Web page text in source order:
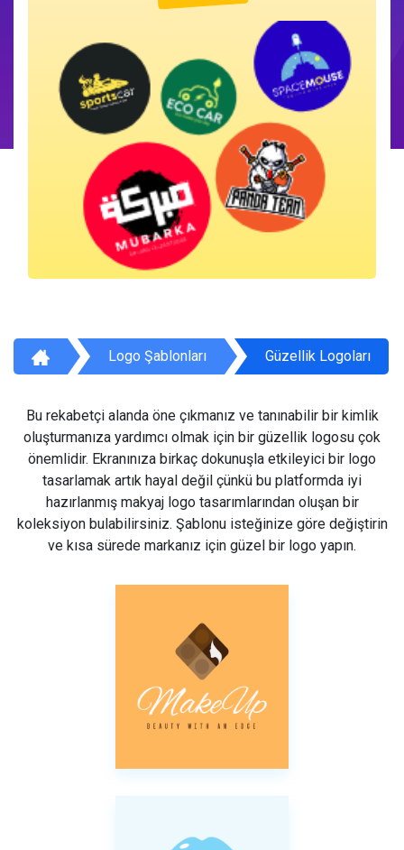
Logo Şablonları Güzellik Logoları
Bu rekabetçi alanda öne çıkmanız ve tanınabilir bir kimlik
oluşturmanıza yardımcı olmak için bir güzellik logosu çok
önemlidir. Ekranınıza birkaç dokunuşla etkileyici bir logo
tasarlamak artık hayal değil çünkü bu platformda iyi
hazırlanmış makyaj logo tasarımlarından oluşan bir
koleksiyon bulabilirsiniz. Şablonu isteğinize göre değiştirin
ve kısa sürede markanız için güzel bir logo yapın.